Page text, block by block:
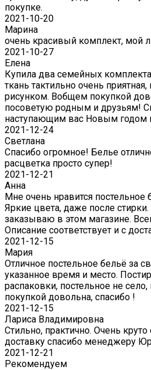
покупке.
2021-10-20
Марина
очень красивый комплект, мой
2021-10-27
Елена
Купила два семейных
ткань тактильно очень
рисунком. Вобщем покупкой
посоветую родным и друзьям!
наступающим вас Новым годом
2021-12-24
Светлана
Спасибо огромное! Белье
расцветка просто супер!
2021-12-21
Анна
Мне очень нравится постельное
Яркие цвета, даже после
заказываю в этом магазине.
Описание соответствует и с
2021-12-15
Мария
Отличное постельное бельё за
указанное время и место.
распаковки, постельное не
покупкой довольна, спасибо !
2021-12-15
Лариса Владимировна
Стильно, практично. Очень
доставку спасибо менеджеру
2021-12-21
Рекомендуем